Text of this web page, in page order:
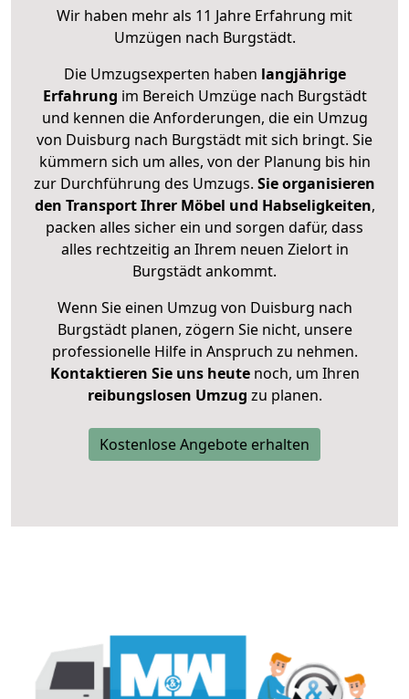
Wir haben mehr als 11 Jahre Erfahrung mit
Umzügen nach Burgstädt.
Die Umzugsexperten haben langjährige
Erfahrung im Bereich Umzüge nach Burgstädt
und kennen die Anforderungen, die ein Umzug
von Duisburg nach Burgstädt mit sich bringt. Sie
kümmern sich um alles, von der Planung bis hin
zur Durchführung des Umzugs. Sie organisieren
den Transport Ihrer Möbel und Habseligkeiten,
packen alles sicher ein und sorgen dafür, dass
alles rechtzeitig an Ihrem neuen Zielort in
Burgstädt ankommt.
Wenn Sie einen Umzug von Duisburg nach
Burgstädt planen, zögern Sie nicht, unsere
professionelle Hilfe in Anspruch zu nehmen.
Kontaktieren Sie uns heutenoch, um Ihren
reibungslosen Umzug zu planen.
Kostenlose Angebote erhalten